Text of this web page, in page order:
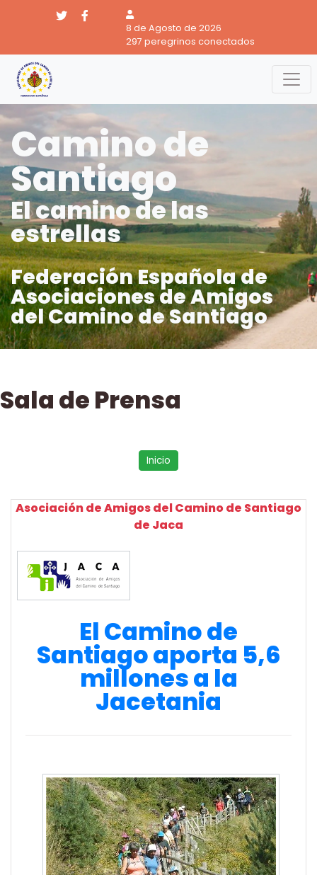
8 de Agosto de 2026
297 peregrinos conectados
Camino de
Santiago
El camino de las
estrellas
Federación Española de
Asociaciones de Amigos
del Camino de Santiago
Sala de Prensa
Inicio
Asociación de Amigos del Camino de Santiago
de Jaca
El Camino de
Santiago aporta 5,6
millones a la
Jacetania